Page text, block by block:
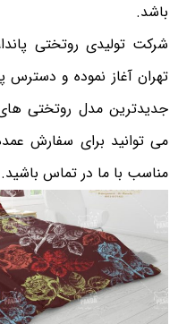
باشد.
شرکت تولیدی روتختی
تهران آغاز نموده و دسترس
جدیدترین مدل روتختی
می توانید برای سفارش
مناسب با ما در تماس باشید.